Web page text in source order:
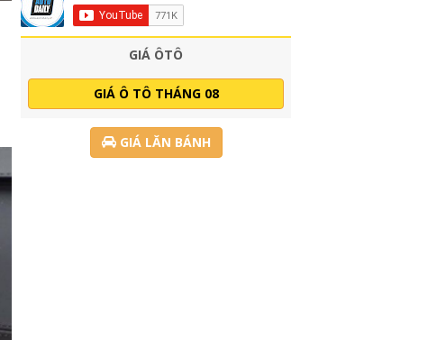
GIÁ ÔTÔ
GIÁ Ô TÔ THÁNG 08
GIÁ LĂN BÁNH